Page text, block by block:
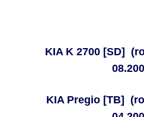
KIA K 2700 [SD]
KIA Pregio[TB]